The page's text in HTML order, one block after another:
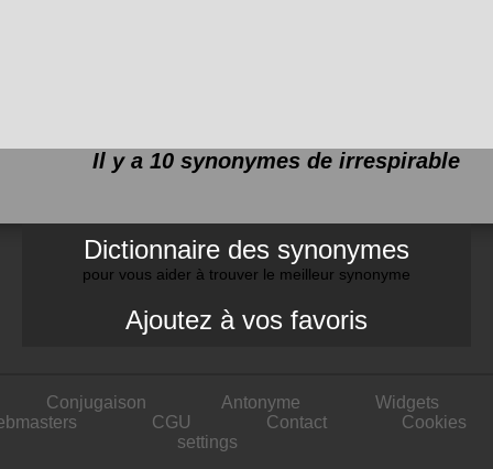
Il y a 10 synonymes de irrespirable
Dictionnaire des synonymes
pour vous aider à trouver le meilleur synonyme
Ajoutez à vos favoris
Conjugaison Antonyme
Widgets
CGU Contact
Cookies
settings